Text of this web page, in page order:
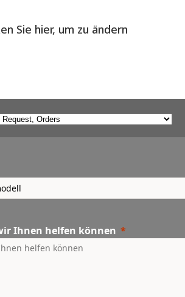
Sie hier, um zu ändern
Ihnen helfen können